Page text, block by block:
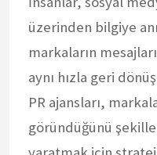
üzerinden bilgiye
markaların
aynı hızla geri
PR ajansları,
göründüğünü